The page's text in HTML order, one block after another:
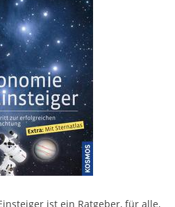
ist ein Ratgeber, für alle,